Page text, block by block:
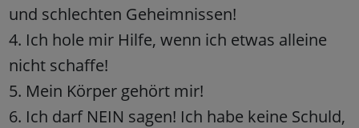
und schlechten Geheimnissen!
4. Ich hole mir Hilfe, wenn ich etwas alleine
nicht schaffe!
5. Mein Körper gehört mir!
6. Ich darf NEIN sagen! Ich habe keine Schuld,